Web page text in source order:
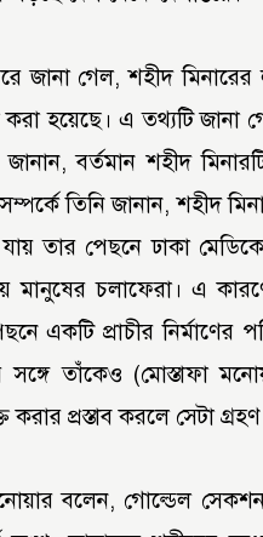
জানা গেল, শহীদ
হয়েছে। এ তথ্যটি জানা
বর্তমান শহীদ
সম্পর্কে তিনি জানান, শহীদ
যায় তার পেছনে ঢাকা
মানুষের চলাফেরা। এ
একটি প্রাচীর
সঙ্গে তাঁকেও (মোস্তাফা
করার প্রস্তাব করলে সেটা
বলেন, গোল্ডেল